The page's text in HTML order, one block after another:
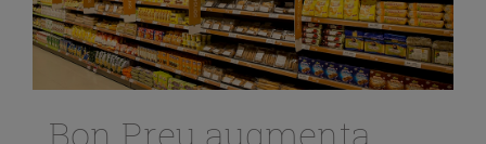
Bon Preu augmenta